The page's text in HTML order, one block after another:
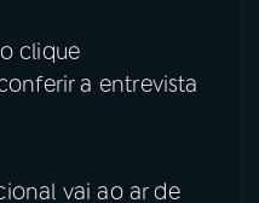
clique
a entrevista
vai ao ar de